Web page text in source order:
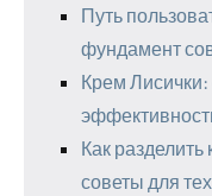
Путь
фундамент
Крем
Как
советы для